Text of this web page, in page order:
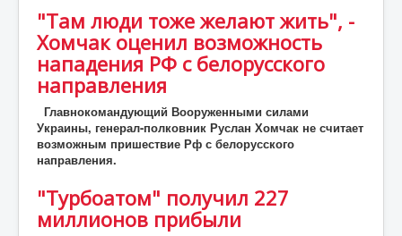
"Там люди тоже желают жить", -
Хомчак оценил возможность
нападения РФ с белорусского
направления
Главнокомандующий Вооруженными силами
Украины, генерал-полковник Руслан Хомчак не считает
возможным пришествие Рф с белорусского
направления.
"Турбоатом" получил 227
миллионов прибыли